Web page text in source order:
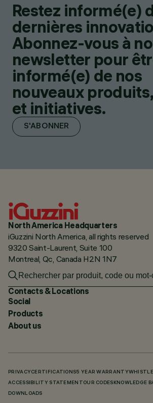
Restez informé(e)
dernières
Abonnez-vous à
newsletter pour
informé(e) de nos
nouveaux
et initiatives.
S'ABONNER
North America Headquarters
iGuzzini North America, all rights reserved
9320 Saint-Laurent, Suite 100
Montreal, Qc, Canada H2N 1N7
Contacts & Locations
Social
Products
About us
PRIVACY CERTIFICATIONS5 YEAR WARRANTY
ACCESSIBILITY STATEMENT OUR CODES KNOWLEDGE
DOWNLOADS